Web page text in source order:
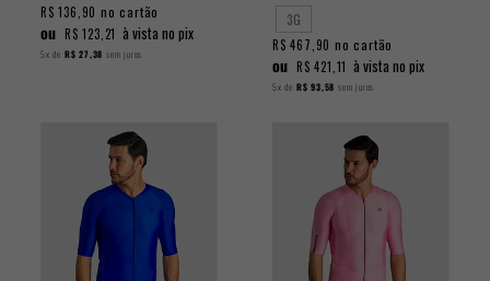
R$ 136,90 no cartão
ou R$ 123,21 à vista no pix
5x de R$ 27,38 sem juros
3G
R$ 467,90 no cartão
ou R$ 421,11 à vista no pix
5x de R$ 93,58 sem juros